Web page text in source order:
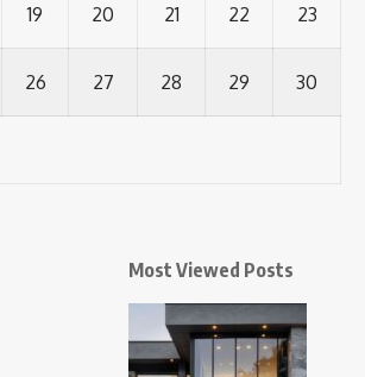
19 20 21 22 23
26 27 28 29 30
Most Viewed Posts